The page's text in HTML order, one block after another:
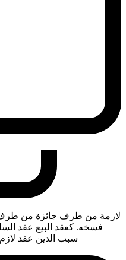
لازمة من طرف جائزة من طرف
فسخه. كعقد البيع عقد
سبب الدين عقد